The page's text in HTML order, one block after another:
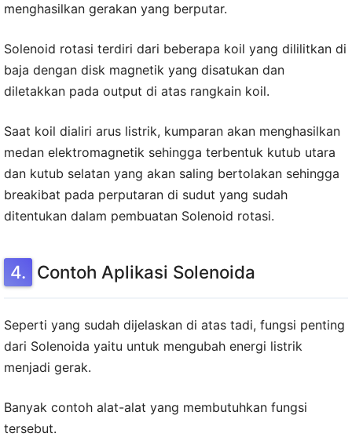
menghasilkan gerakan yang berputar.
Solenoid rotasi terdiri dari beberapa koil yang dililitkan di
baja dengan disk magnetik yang disatukan dan
diletakkan pada output di atas rangkain koil.
Saat koil dialiri arus listrik, kumparan akan menghasilkan
medan elektromagnetik sehingga terbentuk kutub utara
dan kutub selatan yang akan saling bertolakan sehingga
breakibat pada perputaran di sudut yang sudah
ditentukan dalam pembuatan Solenoid rotasi.
Contoh Aplikasi Solenoida
Seperti yang sudah dijelaskan di atas tadi, fungsi penting
dari Solenoida yaitu untuk mengubah energi listrik
menjadi gerak.
Banyak contoh alat-alat yang membutuhkan fungsi
tersebut.